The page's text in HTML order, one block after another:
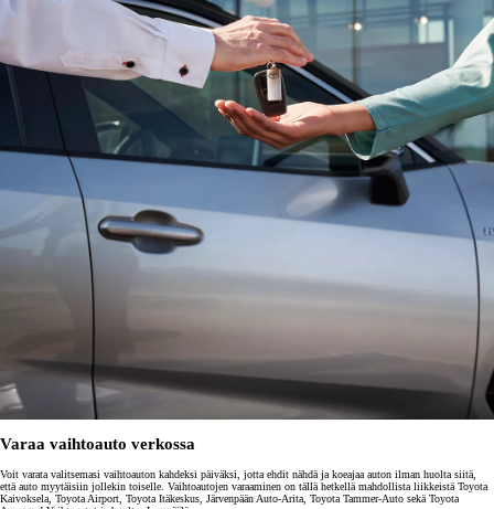
Varaa vaihtoauto verkossa
Voit varata valitsemasi vaihtoauton kahdeksi päiväksi, jotta ehdit nähdä ja koeajaa auton ilman huolta siitä,
että auto myytäisiin jollekin toiselle. Vaihtoautojen varaaminen on tällä hetkellä mahdollista liikkeistä Toyota
Kaivoksela, Toyota Airport, Toyota Itäkeskus, Järvenpään Auto-Arita, Toyota Tammer-Auto sekä Toyota